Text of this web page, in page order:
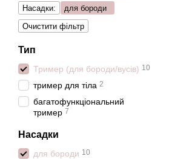
Насадки:
для бороди
Очистити фільтр
Тип
Тример (для бороди/вусів) 10
тример для тіла 2
багатофункціональний
тример 7
Насадки
для бороди 10